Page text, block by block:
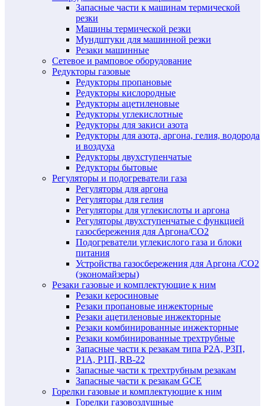
Запасные части к машинам термической
резки
Машины термической резки
Мундштуки для машинной резки
Резаки машинные
Сетевое и рамповое оборудование
Редукторы газовые
Редукторы пропановые
Редукторы кислородные
Редукторы ацетиленовые
Редукторы углекислотные
Редукторы для закиси азота
Редукторы для азота, аргона, гелия, водорода
и воздуха
Редукторы двухступенчатые
Редукторы бытовые
Регуляторы и подогреватели газа
Регуляторы для аргона
Регуляторы для гелия
Регуляторы для углекислоты и аргона
Регуляторы двухступенчатые c функцией
газосбережения для Аргона/СО2
Подогреватели углекислого газа и блоки
питания
Устройства газосбережения для Аргона /СО2
(экономайзеры)
Резаки газовые и комплектующие к ним
Резаки керосиновые
Резаки пропановые инжекторные
Резаки ацетиленовые инжекторные
Резаки комбинированные инжекторные
Резаки комбинированные трехтрубные
Запасные части к резакам типа Р2А, Р3П,
Р1А, Р1П, RB-22
Запасные части к трехтрубным резакам
Запасные части к резакам GCE
Горелки газовые и комплектующие к ним
Горелки газовоздушные